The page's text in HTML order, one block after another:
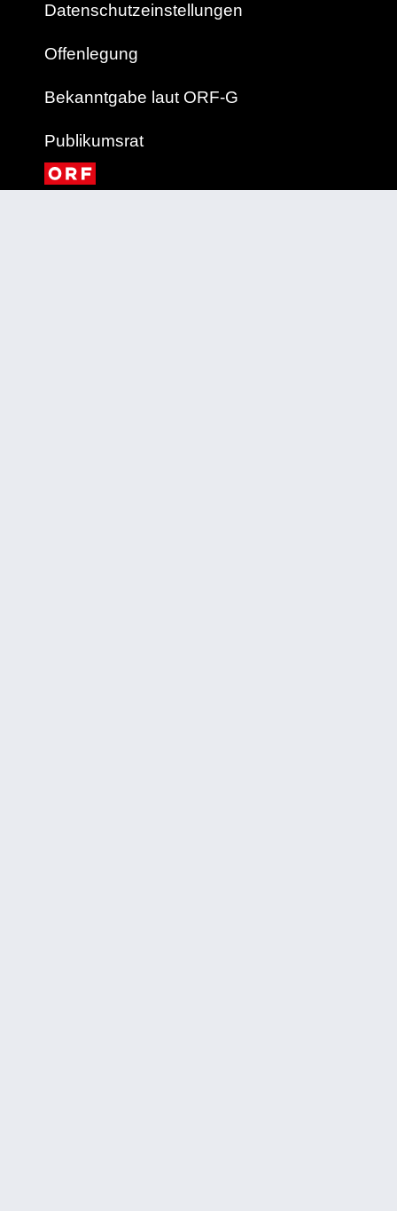
Datenschutzeinstellungen
Offenlegung
Bekanntgabe laut ORF-G
Publikumsrat